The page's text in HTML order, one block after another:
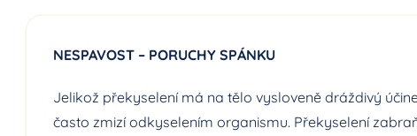
NESPAVOST – PORUCHY SPÁNKU
Jelikož překyselení má na tělo vysloveně dráždivý
často zmizí odkyselením organismu. Překyselení